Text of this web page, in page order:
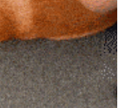
閉じる
ロード済みの方
開く